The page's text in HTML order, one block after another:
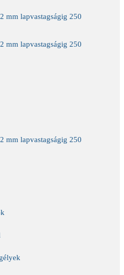
mm lapvastagságig 250
mm lapvastagságig 250
mm lapvastagságig 250